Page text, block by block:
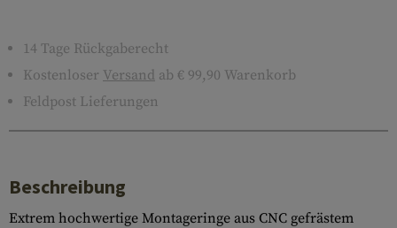
14 Tage Rückgaberecht
Kostenloser Versand ab € 99,90 Warenkorb
Feldpost Lieferungen
Beschreibung
Extrem hochwertige Montageringe aus CNC gefrästem